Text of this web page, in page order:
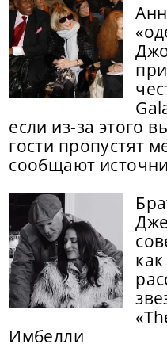
если из-за этого
гости пропустят
сообщают
Имбелли